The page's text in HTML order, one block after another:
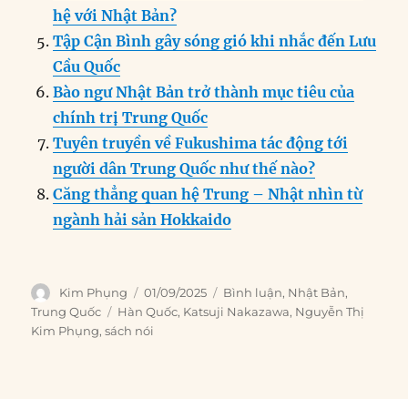
hệ với Nhật Bản?
Tập Cận Bình gây sóng gió khi nhắc đến Lưu
Cầu Quốc
Bào ngư Nhật Bản trở thành mục tiêu của
chính trị Trung Quốc
Tuyên truyền về Fukushima tác động tới
người dân Trung Quốc như thế nào?
Căng thẳng quan hệ Trung – Nhật nhìn từ
ngành hải sản Hokkaido
Author
Kim Phụng
Posted
on
01/09/2025 Categories
Bình luận, Nhật Bản,
Trung Quốc
Tags
Hàn Quốc, Katsuji Nakazawa, Nguyễn Thị
Kim Phụng,sách nói